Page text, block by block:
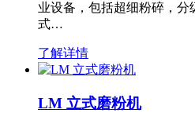
业设备，包括超细粉碎，
式…
了解详情
LM 立式磨粉机